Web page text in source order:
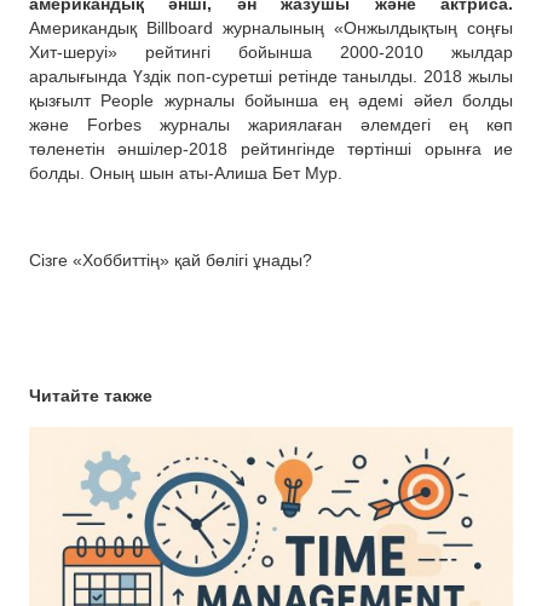
Американдық Billboard журналының «Онжылдықтың соңғы
Хит-шеруі» рейтингі бойынша 2000-2010 жылдар
аралығында Үздік поп-суретші ретінде танылды. 2018 жылы
қызғылт People журналы бойынша ең әдемі әйел болды
және Forbes журналы жариялаған әлемдегі ең көп
төленетін әншілер-2018 рейтингінде төртінші орынға ие
болды. Оның шын аты-Алиша Бет Мур.
Сізге «Хоббиттің» қай бөлігі ұнады?
Читайте также